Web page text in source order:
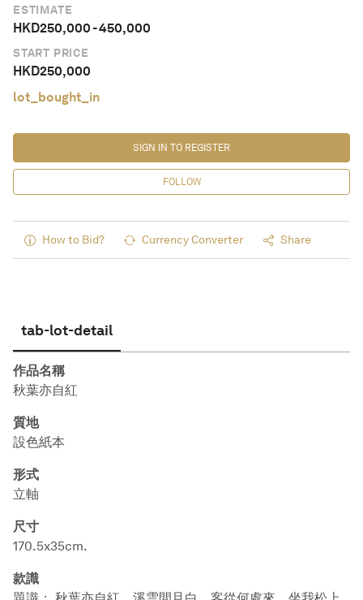
ESTIMATE
HKD250,000-450,000
START PRICE
HKD250,000
lot_bought_in
FOLLOW
SIGN IN TO REGISTER
How to Bid? Currency Converter Share
tab-lot-detail
作品名稱
秋葉亦自紅
質地
設色紙本
形式
立軸
尺寸
170.5x35cm.
款識